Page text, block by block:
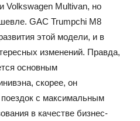
Volkswagen Multivan, но
GAC Trumpchi M8
этой модели, и в
изменений. Правда,
основным
скорее, он
с максимальным
в качестве бизнес-